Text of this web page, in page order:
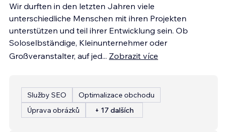
Wir durften in den letzten Jahren viele
unterschiedliche Menschen mit ihren Projekten
unterstützen und teil ihrer Entwicklung sein. Ob
Soloselbständige, Kleinunternehmer oder
Großveranstalter, auf jed... Zobrazit více
Služby SEO
Optimalizace obchodu
Úprava obrázků
+ 17 dalších